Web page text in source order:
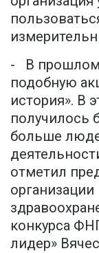
- В прошлом
подобную
история». В
получилось
больше
отметил
конкурса
лидер»